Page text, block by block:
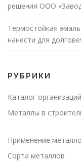
решения ООО
Термостойкая
нанести для
РУБРИКИ
Каталог организаций
Металлы в
Применение
Сорта металлов